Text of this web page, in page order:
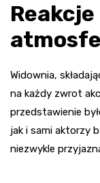
Widownia,
na każdy zwrot
przedstawienie
jak i sami aktorzy
niezwykle